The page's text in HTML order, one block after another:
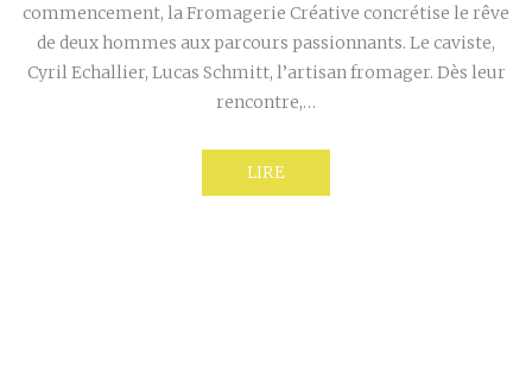
commencement, la Fromagerie Créative concrétise le rêve
de deux hommes aux parcours passionnants. Le caviste,
Cyril Echallier, Lucas Schmitt, l’artisan fromager. Dès leur
rencontre,…
LIRE